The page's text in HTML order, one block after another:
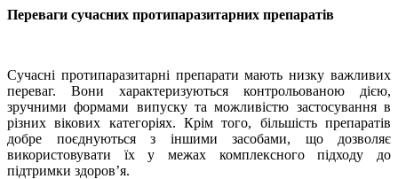
Переваги сучасних протипаразитарних препаратів
Сучасні протипаразитарні препарати мають низку важливих
переваг. Вони характеризуються контрольованою дією,
зручними формами випуску та можливістю застосування в
різних вікових категоріях. Крім того, більшість препаратів
добре поєднуються з іншими засобами, що дозволяє
використовувати їх у межах комплексного підходу до
підтримки здоров’я.